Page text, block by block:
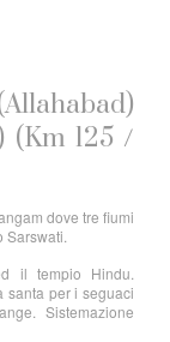
(Km 125 /
dove tre fiumi
il tempio Hindu.
santa per i seguaci
Sistemazione